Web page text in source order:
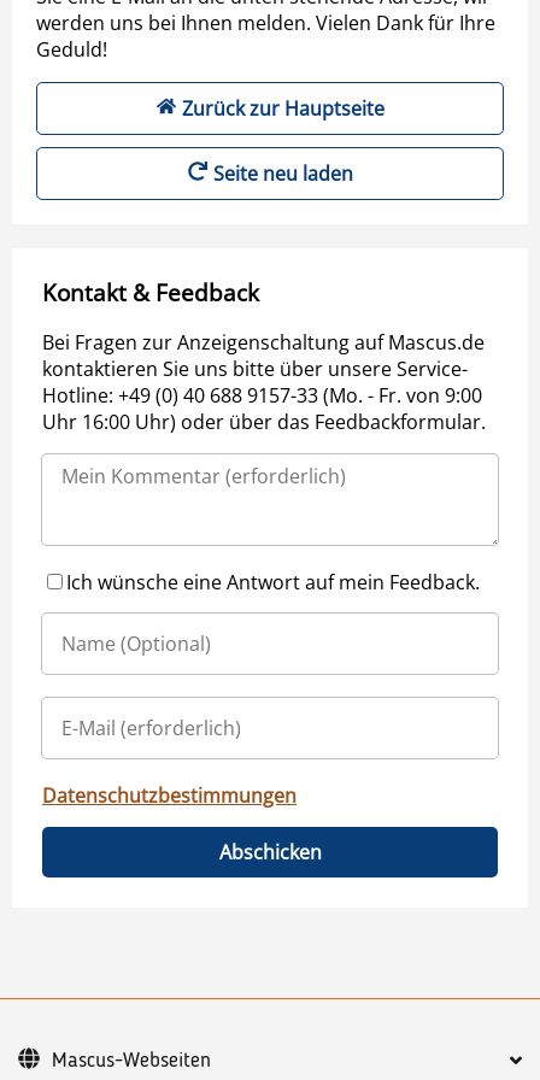
werden uns bei Ihnen melden. Vielen Dank für Ihre
Geduld!
Zurück zur Hauptseite
Seite neu laden
Kontakt & Feedback
Bei Fragen zur Anzeigenschaltung auf Mascus.de
kontaktieren Sie uns bitte über unsere Service-
Hotline: +49 (0) 40 688 9157-33 (Mo. - Fr. von 9:00
Uhr 16:00 Uhr) oder über das Feedbackformular.
Ich wünsche eine Antwort auf mein Feedback.
Datenschutzbestimmungen
Abschicken
Mascus-Webseiten